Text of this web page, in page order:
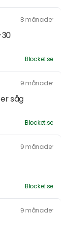
8 månader
Blocket.se
9 månader
såg
Blocket.se
9 månader
Blocket.se
9 månader